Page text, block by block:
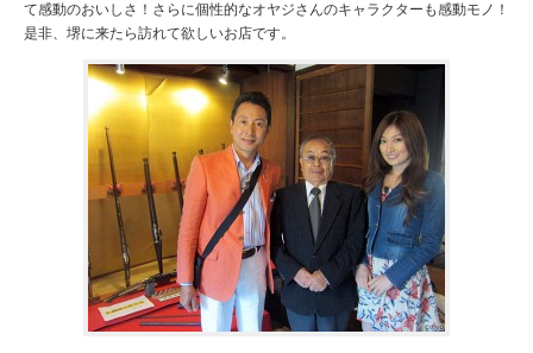
て感動のおいしさ！さらに個性的なオヤジさんのキャラクターも感動モノ！
是非、堺に来たら訪れて欲しいお店です。